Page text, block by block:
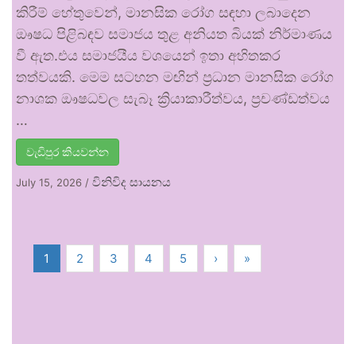
කිරීම් හේතුවෙන්, මානසික රෝග සඳහා ලබාදෙන
ඖෂධ පිළිබඳව සමාජය තුළ අනියත බියක් නිර්මාණය
වී ඇත.එය සමාජයීය වශයෙන් ඉතා අහිතකර
තත්වයකි. මෙම සටහන මඟින් ප්‍රධාන මානසික රෝග
නාශක ඖෂධවල සැබෑ ක්‍රියාකාරීත්වය, ප්‍රචණ්ඩත්වය
…
වැඩිපුර කියවන්න
July 15, 2026 / විනිවිද සායනය
1 2 3 4 5 › »